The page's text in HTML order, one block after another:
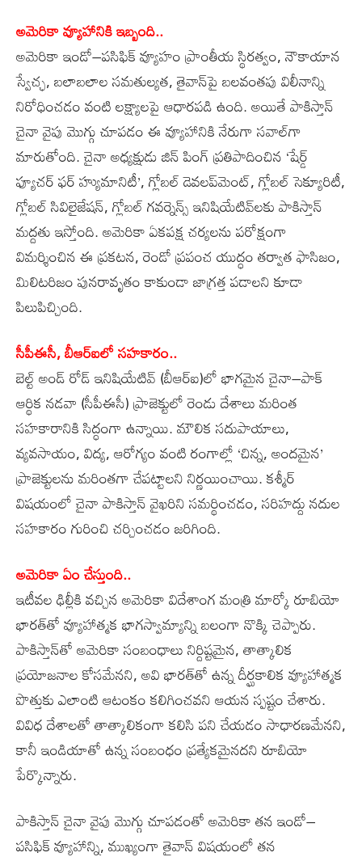
అమెరికా వ్యూహానికి ఇబ్బంది..
అమెరికా ఇండో–పసిఫిక్‌ వ్యూహం ప్రాంతీయ స్థిరత్వం, నౌకాయాన
స్వేచ్ఛ, బలాబలాల సమతుల్యత, తైవాన్‌పై బలవంతపు విలీనాన్ని
నిరోధించడం వంటి లక్ష్యాలపై ఆధారపడి ఉంది. అయితే పాకిస్తాన్‌
చైనా వైపు మొగ్గు చూపడం ఈ వ్యూహానికి నేరుగా సవాల్‌గా
మారుతోంది. చైనా అధ్యక్షుడు జిన్‌ పింగ్‌ ప్రతిపాదించిన ‘షేర్డ్‌
ఫ్యూచర్‌ ఫర్‌ హ్యుమానిటీ’, గ్లోబల్‌ డెవలప్‌మెంట్, గ్లోబల్‌ సెక్యూరిటీ,
గ్లోబల్‌ సివిలైజేషన్, గ్లోబల్‌ గవర్నెన్స్‌ ఇనిషియేటివ్‌లకు పాకిస్తాన్‌
మద్దతు ఇస్తోంది. అమెరికా ఏకపక్ష చర్యలను పరోక్షంగా
విమర్శించిన ఈ ప్రకటన, రెండో ప్రపంచ యుద్ధం తర్వాత ఫాసిజం,
మిలిటరిజం పునరావృతం కాకుండా జాగ్రత్త పడాలని కూడా
పిలుపిచ్చింది.
సీపీఈసీ, బీఆర్‌ఐలో సహకారం..
బెల్ట్‌ అండ్‌ రోడ్‌ ఇనిషియేటివ్‌ (బీఆర్‌ఐ)లో భాగమైన చైనా–పాక్‌
ఆర్థిక నడవా (సీపీఈసీ) ప్రాజెక్టులో రెండు దేశాలు మరింత
సహకారానికి సిద్ధంగా ఉన్నాయి. మౌలిక సదుపాయాలు,
వ్యవసాయం, విద్య, ఆరోగ్యం వంటి రంగాల్లో ‘చిన్న, అందమైన’
ప్రాజెక్టులను మరింతగా చేపట్టాలని నిర్ణయించాయి. కశ్మీర్‌
విషయంలో చైనా పాకిస్తాన్‌ వైఖరిని సమర్థించడం, సరిహద్దు నదుల
సహకారం గురించి చర్చించడం జరిగింది.
అమెరికా ఏం చేస్తుంది..
ఇటీవల ఢిల్లీకి వచ్చిన అమెరికా విదేశాంగ మంత్రి మార్కో రూబియో
భారత్‌తో వ్యూహాత్మక భాగస్వామ్యాన్ని బలంగా నొక్కి చెప్పారు.
పాకిస్తాన్‌తో అమెరికా సంబంధాలు నిర్దిష్టమైన, తాత్కాలిక
ప్రయోజనాల కోసమేనని, అవి భారత్‌తో ఉన్న దీర్ఘకాలిక వ్యూహాత్మక
పొత్తుకు ఎలాంటి ఆటంకం కలిగించవని ఆయన స్పష్టం చేశారు.
వివిధ దేశాలతో తాత్కాలికంగా కలిసి పని చేయడం సాధారణమేనని,
కానీ ఇండియాతో ఉన్న సంబంధం ప్రత్యేకమైనదని రూబియో
పేర్కొన్నారు.
పాకిస్తాన్‌ చైనా వైపు మొగ్గు చూపడంతో అమెరికా తన ఇండో–
పసిఫిక్‌ వ్యూహాన్ని, ముఖ్యంగా తైవాన్‌ విషయంలో తన